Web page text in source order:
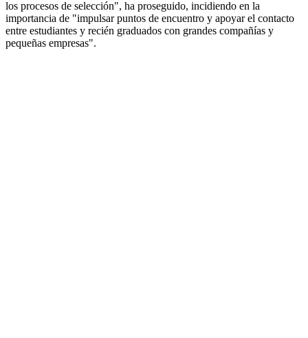
los procesos de selección", ha proseguido, incidiendo en la
importancia de "impulsar puntos de encuentro y apoyar el contacto
entre estudiantes y recién graduados con grandes compañías y
pequeñas empresas".